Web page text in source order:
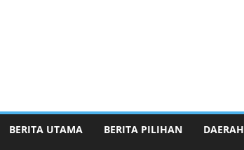
BERITA UTAMA BERITA PILIHAN DAERAH